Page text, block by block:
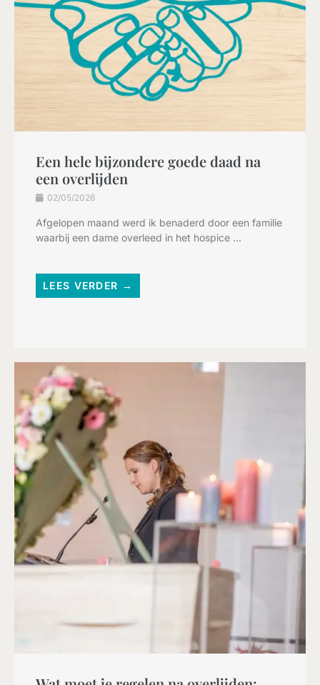
Een hele bijzondere goede daad na
een overlijden
02/05/2026
Afgelopen maand werd ik benaderd door een familie
waarbij een dame overleed in het hospice ...
LEES VERDER →